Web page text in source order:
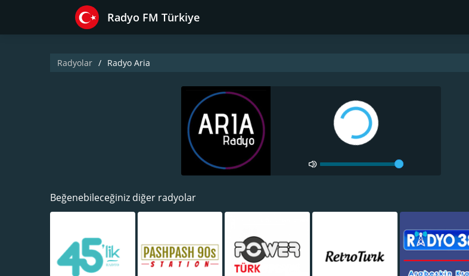
Radyo FM Türkiye
Radyolar Radyo Aria
Beğenebileceğiniz diğer radyolar